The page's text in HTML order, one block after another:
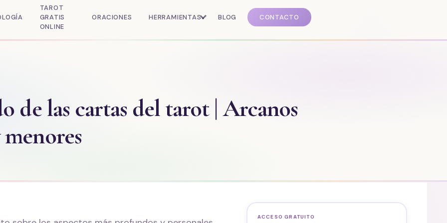
TAROT
GRATIS
ONLINE
ORACIONES HERRAMIENTAS BLOG CONTACTO
de las cartas del tarot | Arcanos
ACCESO GRATUITO